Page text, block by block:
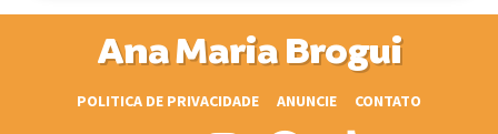
Ana Maria Brogui
POLITICA DE PRIVACIDADE ANUNCIE CONTATO